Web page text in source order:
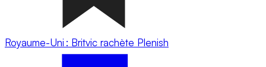
Royaume-Uni : Britvic rachète Plenish